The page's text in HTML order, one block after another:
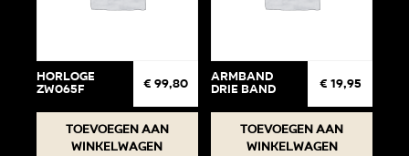
Horloge
ZW065F € 99,80
Toevoegen aan
winkelwagen
Armband
drie band € 19,95
Toevoegen aan
winkelwagen